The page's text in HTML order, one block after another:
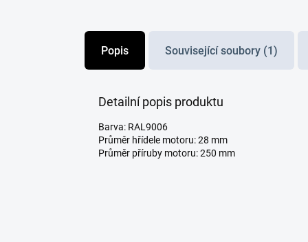
Popis Související soubory (1)
Detailní popis produktu
Barva: RAL9006
Průměr hřídele motoru: 28 mm
Průměr příruby motoru: 250 mm